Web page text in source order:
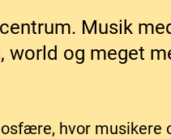
Musik
world og meget
hvor musikere